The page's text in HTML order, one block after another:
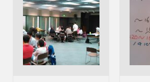
健康ハイキング委員会からのご案内
北区スポーツ推進委員
北区のスポ
活動報告
生涯スポーツ
田端文
講習会のご報告